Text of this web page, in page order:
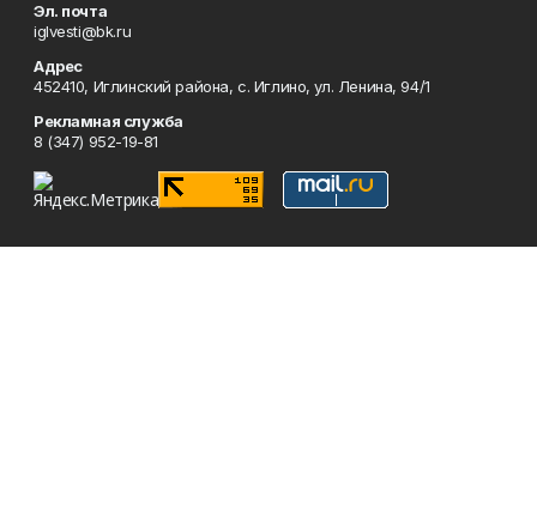
Эл. почта
iglvesti@bk.ru
Адрес
452410, Иглинский района, с. Иглино, ул. Ленина, 94/1
Рекламная служба
8 (347) 952-19-81